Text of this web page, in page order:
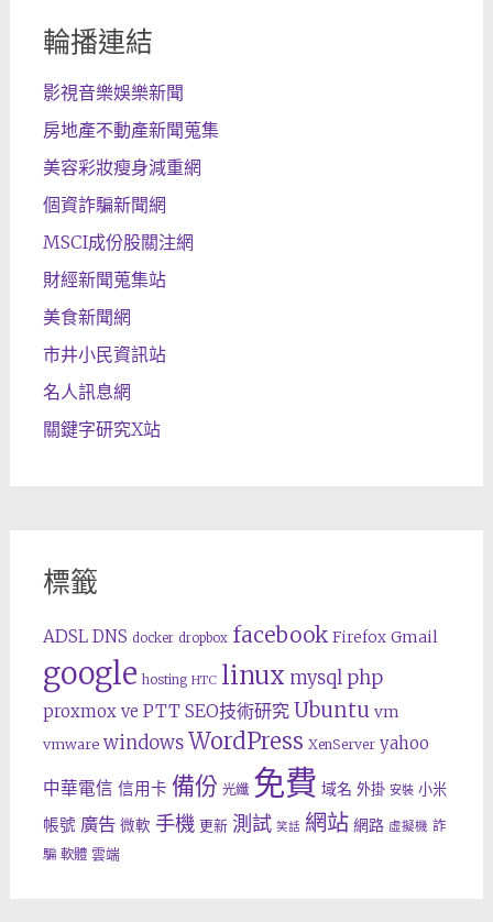
輪播連結
影視音樂娛樂新聞
房地產不動產新聞蒐集
美容彩妝瘦身減重網
個資詐騙新聞網
MSCI成份股關注網
財經新聞蒐集站
美食新聞網
市井小民資訊站
名人訊息網
關鍵字研究X站
標籤
ADSL DNS docker dropbox facebook Firefox Gmail
google hosting HTC linux mysql php
proxmox ve PTT SEO技術研究 Ubuntu vm
vmware windows WordPress XenServer yahoo
中華電信 信用卡 備份 光纖 免費 域名 外掛 安裝 小米
帳號 廣告 微軟 手機 更新 測試 笑話 網站 網路 虛擬機 詐
騙 軟體 雲端